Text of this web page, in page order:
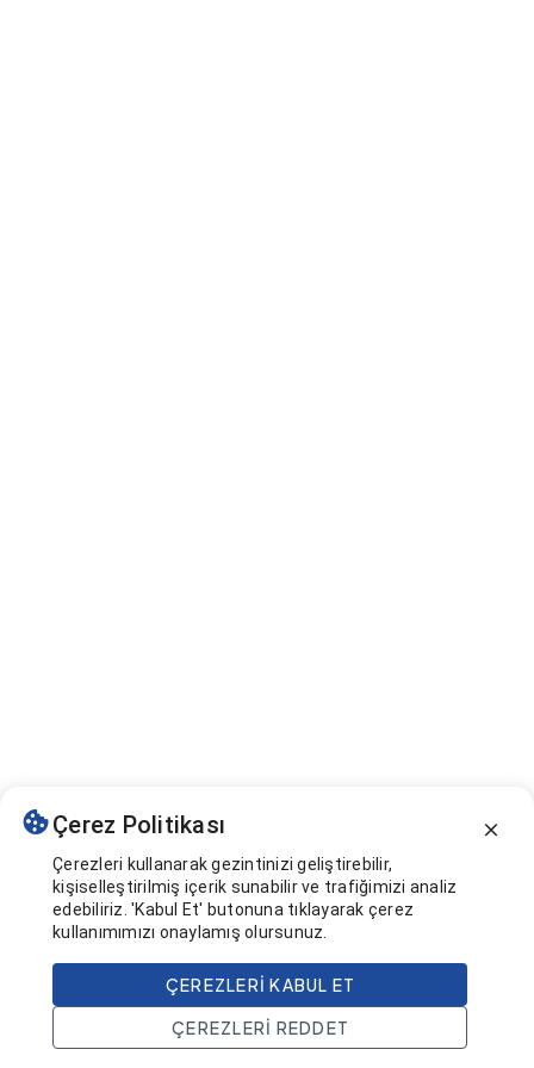
Çerez Politikası
Çerezleri kullanarak gezintinizi geliştirebilir,
kişiselleştirilmiş içerik sunabilir ve trafiğimizi analiz
edebiliriz. 'Kabul Et' butonuna tıklayarak çerez
kullanımımızı onaylamış olursunuz.
ÇEREZLERI KABUL ET
ÇEREZLERI REDDET